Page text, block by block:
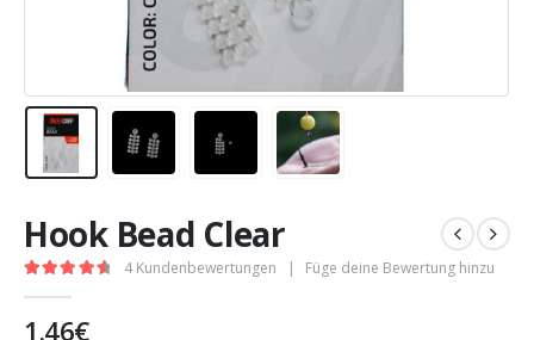
Hook Bead Clear
4 Kundenbewertungen | Füge deine Bewertung hinzu
1.46€